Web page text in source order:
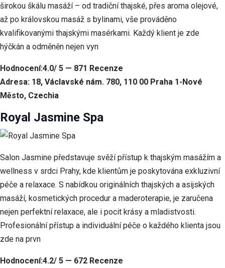
širokou škálu masáží – od tradiční thajské, přes aroma olejové,
až po královskou masáž s bylinami, vše prováděno
kvalifikovanými thajskými masérkami. Každý klient je zde
hýčkán a odměněn nejen vyn
Hodnocení:4.0/ 5 — 871 Recenze
Adresa: 18, Václavské nám. 780, 110 00 Praha 1-Nové
Město, Czechia
Royal Jasmine Spa
Salon Jasmine představuje svěží přístup k thajským masážím a
wellness v srdci Prahy, kde klientům je poskytována exkluzivní
péče a relaxace. S nabídkou originálních thajských a asijských
masáží, kosmetických procedur a maderoterapie, je zaručena
nejen perfektní relaxace, ale i pocit krásy a mladistvosti.
Profesionální přístup a individuální péče o každého klienta jsou
zde na prvn
Hodnocení:4.2/ 5 — 672 Recenze